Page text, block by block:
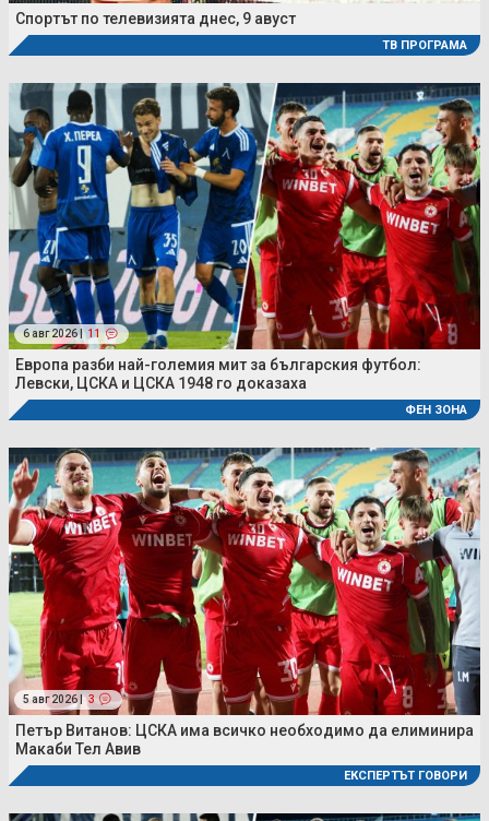
Спортът по телевизията днес, 9 авуст
ТВ ПРОГРАМА
6 авг 2026 | 11
Европа разби най-големия мит за българския футбол:
Левски, ЦСКА и ЦСКА 1948 го доказаха
ФЕН ЗОНА
5 авг 2026 | 3
Петър Витанов: ЦСКА има всичко необходимо да елиминира
Макаби Тел Авив
ЕКСПЕРТЪТ ГОВОРИ